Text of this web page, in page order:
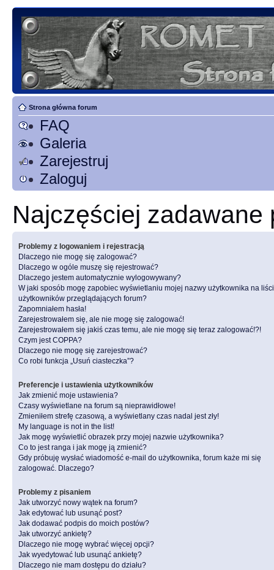
Strona główna forum
FAQ
Galeria
Zarejestruj
Zaloguj
Najczęściej zadawane
Problemy z logowaniem i rejestracją
Dlaczego nie mogę się zalogować?
Dlaczego w ogóle muszę się rejestrować?
Dlaczego jestem automatycznie wylogowywany?
W jaki sposób mogę zapobiec wyświetlaniu mojej nazwy użytkownika na
użytkowników przeglądających forum?
Zapomniałem hasła!
Zarejestrowałem się, ale nie mogę się zalogować!
Zarejestrowałem się jakiś czas temu, ale nie mogę się teraz zalogować!?!
Czym jest COPPA?
Dlaczego nie mogę się zarejestrować?
Co robi funkcja „Usuń ciasteczka”?
Preferencje i ustawienia użytkowników
Jak zmienić moje ustawienia?
Czasy wyświetlane na forum są nieprawidłowe!
Zmieniłem strefę czasową, a wyświetlany czas nadal jest zły!
My language is not in the list!
Jak mogę wyświetlić obrazek przy mojej nazwie użytkownika?
Co to jest ranga i jak mogę ją zmienić?
Gdy próbuję wysłać wiadomość e-mail do użytkownika, forum każe mi się
zalogować. Dlaczego?
Problemy z pisaniem
Jak utworzyć nowy wątek na forum?
Jak edytować lub usunąć post?
Jak dodawać podpis do moich postów?
Jak utworzyć ankietę?
Dlaczego nie mogę wybrać więcej opcji?
Jak wyedytować lub usunąć ankietę?
Dlaczego nie mam dostępu do działu?